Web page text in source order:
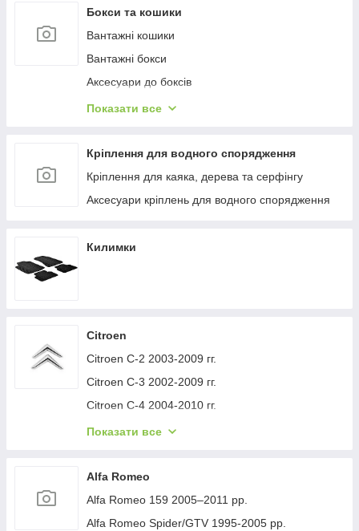
Бокси та кошики
Вантажні кошики
Вантажні бокси
Аксесуари до боксів
Палатки на дах
Бокси на фаркоп
Показати все
Кріплення для водного спорядження
Кріплення для каяка, дерева та серфінгу
Аксесуари кріплень для водного спорядження
Килимки
Citroen
Citroen C-2 2003-2009 гг.
Citroen C-3 2002-2009 гг.
Citroen C-4 2004-2010 гг.
Citroen C-1 2005-2014 гг.
Citroen C-4 Picasso 2006-2013 гг.
Citroen Nemo 2007-2017 гг.
Citroen Berlingo 1996-2008 гг.
Показати все
Alfa Romeo
Alfa Romeo 159 2005–2011 рр.
Alfa Romeo Spider/GTV 1995-2005 рр.